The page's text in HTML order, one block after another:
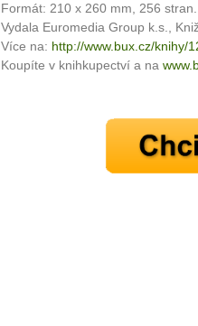
Máte pocit, že jste unaveni
Jak být šťastnější
Formát: 210 x 260 mm, 256 stran.
Vydala Euromedia Group k.s.,
Více na: http://www.bux.cz/knihy/
Koupíte v knihkupectví a na